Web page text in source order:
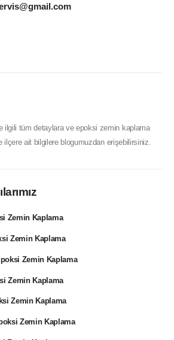
ilgili tüm detaylara ve epoksi zemin kaplama
ilçere ait bilgilere blogumuzdan erişebilirsiniz.
Zemin Kaplama
Zemin Kaplama
Zemin Kaplama
Zemin Kaplama
Zemin Kaplama
Zemin Kaplama